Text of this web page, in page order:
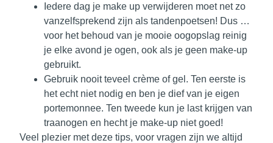
Iedere dag je make up verwijderen moet net zo
vanzelfsprekend zijn als tandenpoetsen! Dus …
voor het behoud van je mooie oogopslag reinig
je elke avond je ogen, ook als je geen make-up
gebruikt.
Gebruik nooit teveel crème of gel. Ten eerste is
het echt niet nodig en ben je dief van je eigen
portemonnee. Ten tweede kun je last krijgen van
traanogen en hecht je make-up niet goed!
Veel plezier met deze tips, voor vragen zijn we altijd